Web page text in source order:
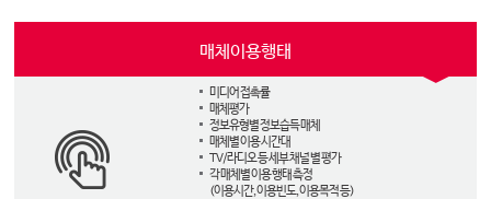
매체이용행태
미디어 접촉률
매체평가
정보유형별 정보습득 매체
매체별 이용 시간대
TV/라디오 등 세부 채널 별 평가
각 매체별 이용 행태 측정
(이용시간, 이용빈도, 이용목적 등)